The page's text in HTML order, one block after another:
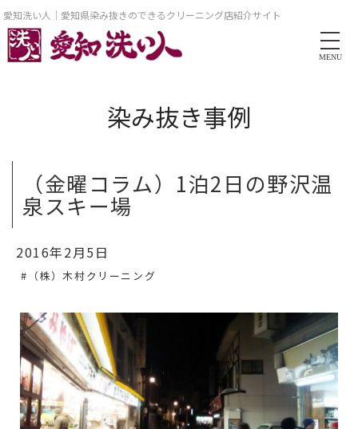
愛知洗い人｜愛知県染み抜きのできるクリーニング店紹介サイト
MENU
染み抜き事例
（金曜コラム）1泊2日の野沢温
泉スキー場
2016年2月5日
#（株）木村クリーニング